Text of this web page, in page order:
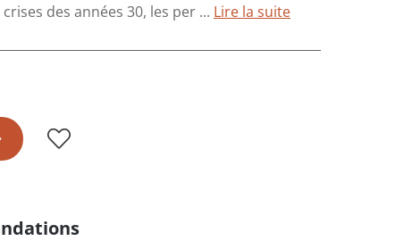
des années 30, les per ... Lire la suite